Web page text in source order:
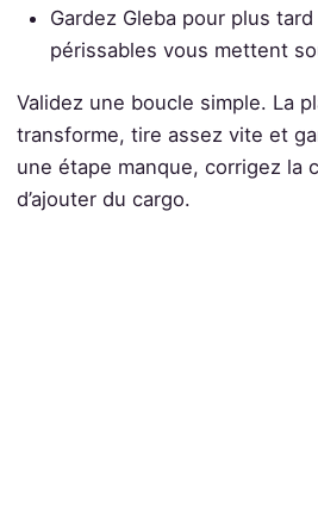
Gardez Gleba pour plus
périssables vous mettent
Validez une boucle simple. La
transforme, tire assez vite et
une étape manque, corrigez la
d’ajouter du cargo.